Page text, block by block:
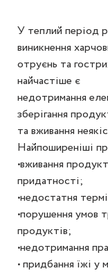
У теплий період
виникнення
отруєнь та
найчастіше є
недотримання
зберігання
та вживання
Найпоширеніші
•вживання
придатності;
•недостатня
•порушення умов
продуктів;
•недотримання
• придбання їжі у